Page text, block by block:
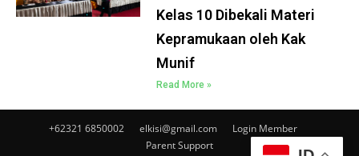
Kelas 10 Dibekali Materi
Kepramukaan oleh Kak
Munif
Read More »
+62321 6850002 elkisi@gmail.com
Login Member
Parent Support